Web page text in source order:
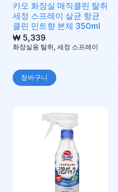
카오 화장실 매직클린 탈취
세정 스프레이 살균 항균
클린 민트향 본체 350ml
₩5,339
화장실용 탈취, 세정 스프레이
장바구니